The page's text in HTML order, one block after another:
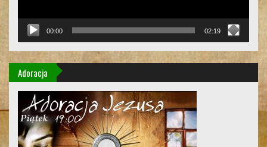
00:00 02:19
Adoracja